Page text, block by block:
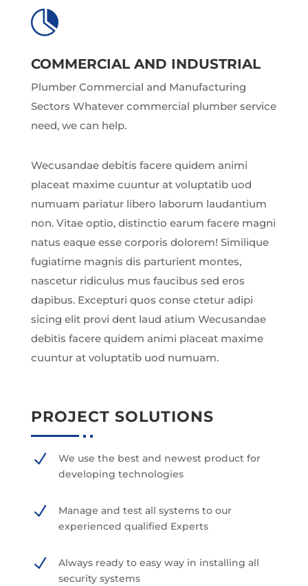

COMMERCIAL AND INDUSTRIAL
Plumber Commercial and Manufacturing
Sectors Whatever commercial plumber service
need, we can help.
Wecusandae debitis facere quidem animi
placeat maxime cuuntur at voluptatib uod
numuam pariatur libero laborum laudantium
non. Vitae optio, distinctio earum facere magni
natus eaque esse corporis dolorem! Similique
fugiatime magnis dis parturient montes,
nascetur ridiculus mus faucibus sed eros
dapibus. Excepturi quos conse ctetur adipi
sicing elit provi dent laud atium Wecusandae
debitis facere quidem animi placeat maxime
cuuntur at voluptatib uod numuam.
PROJECT SOLUTIONS
N
We use the best and newest product for
developing technologies
N
Manage and test all systems to our
experienced qualified Experts
N
Always ready to easy way in installing all
security systems